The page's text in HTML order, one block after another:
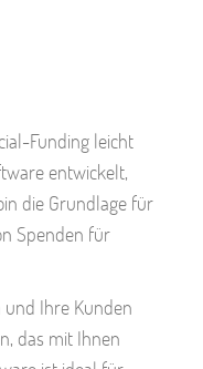
Funding leicht
entwickelt,
die Grundlage für
Spenden für
und Ihre Kunden
das mit Ihnen